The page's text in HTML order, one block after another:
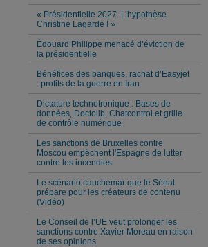
« Présidentielle 2027. L’hypothèse
Christine Lagarde ! »
Édouard Philippe menacé d’éviction de
la présidentielle
Bénéfices des banques, rachat d’Easyjet
: profits de la guerre en Iran
Dictature technotronique : Bases de
données, Doctolib, Chatcontrol et grille
de contrôle numérique
Les sanctions de Bruxelles contre
Moscou empêchent l'Espagne de lutter
contre les incendies
Le scénario cauchemar que le Sénat
prépare pour les créateurs de contenu
(Vidéo)
Le Conseil de l’UE veut prolonger les
sanctions contre Xavier Moreau en raison
de ses opinions